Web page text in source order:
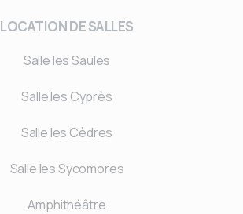
LOCATION DE SALLES
Salle les Saules
Salle les Cyprès
Salle les Cèdres
Salle les Sycomores
Amphithéâtre